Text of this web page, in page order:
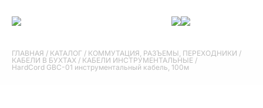
ГЛАВНАЯ / КАТАЛОГ / КОММУТАЦИЯ, РАЗЪЕМЫ, ПЕРЕХОДНИКИ /
КАБЕЛИ В БУХТАХ / КАБЕЛИ ИНСТРУМЕНТАЛЬНЫЕ /
HardCord GBC-01 инструментальный кабель, 100м